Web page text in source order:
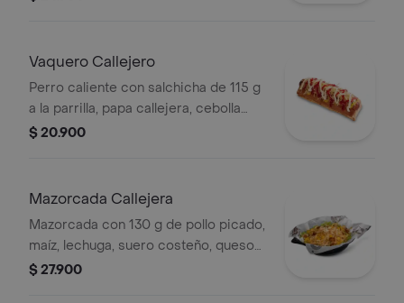
Vaquero Callejero
Perro caliente con salchicha de 115 g
a la parrilla, papa callejera, cebolla
picada, salsa blanca, salsa de tomate
$ 20.900
Mazorcada Callejera
Mazorcada con 130 g de pollo picado,
maíz, lechuga, suero costeño, queso
costeño, salsa BBQ, salsa Corral,
$ 27.900